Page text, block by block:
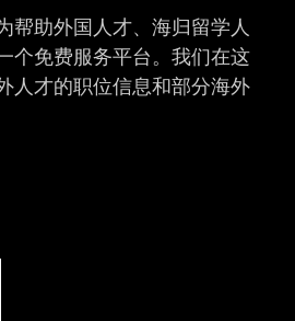
帮助外国人才、海归留学人
个免费服务平台。我们在这
人才的职位信息和部分海外